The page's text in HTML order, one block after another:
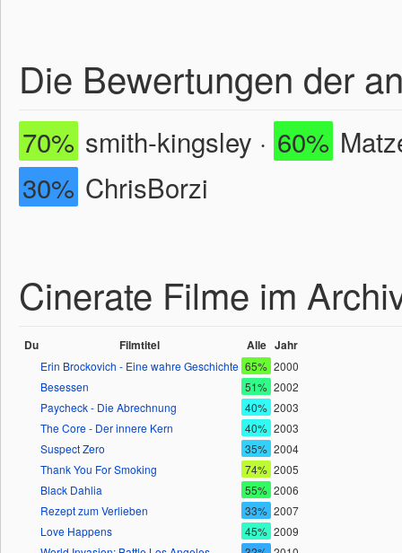
Die Bewertungen der
70% smith-kingsley · 60%
30% ChrisBorzi
Cinerate Filme im
Du Filmtitel Alle Jahr
Erin Brockovich - Eine wahre Geschichte 65% 2000
Besessen
51% 2002
Paycheck - Die Abrechnung
40% 2003
The Core - Der innere Kern
40% 2003
Suspect Zero
35% 2004
Thank You For Smoking
74% 2005
Black Dahlia
55% 2006
Rezept zum Verlieben
33% 2007
Love Happens
45% 2009